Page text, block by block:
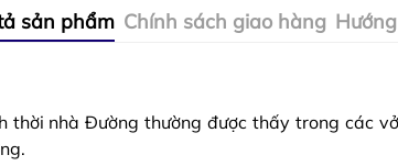
sản phẩm Chính sách giao hàng
nhà Đường thường được thấy trong các